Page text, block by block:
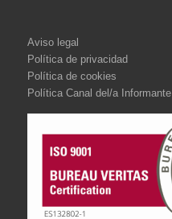
Aviso legal
Política de privacidad
Política de cookies
Política Canal del/a Informante